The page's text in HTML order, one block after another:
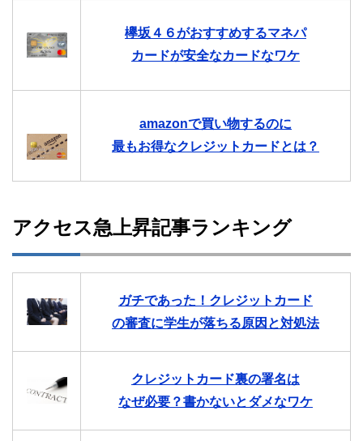
欅坂４６がおすすめするマネパ
カードが安全なカードなワケ
amazonで買い物するのに
最もお得なクレジットカードとは？
アクセス急上昇記事ランキング
ガチであった！クレジットカード
の審査に学生が落ちる原因と対処法
クレジットカード裏の署名は
なぜ必要？書かないとダメなワケ